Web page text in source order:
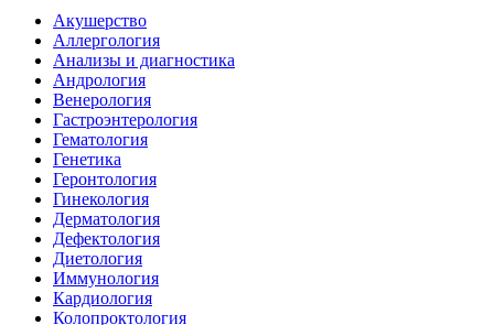
Акушерство
Аллергология
Анализы и диагностика
Андрология
Венерология
Гастроэнтерология
Гематология
Генетика
Геронтология
Гинекология
Дерматология
Дефектология
Диетология
Иммунология
Кардиология
Колопроктология